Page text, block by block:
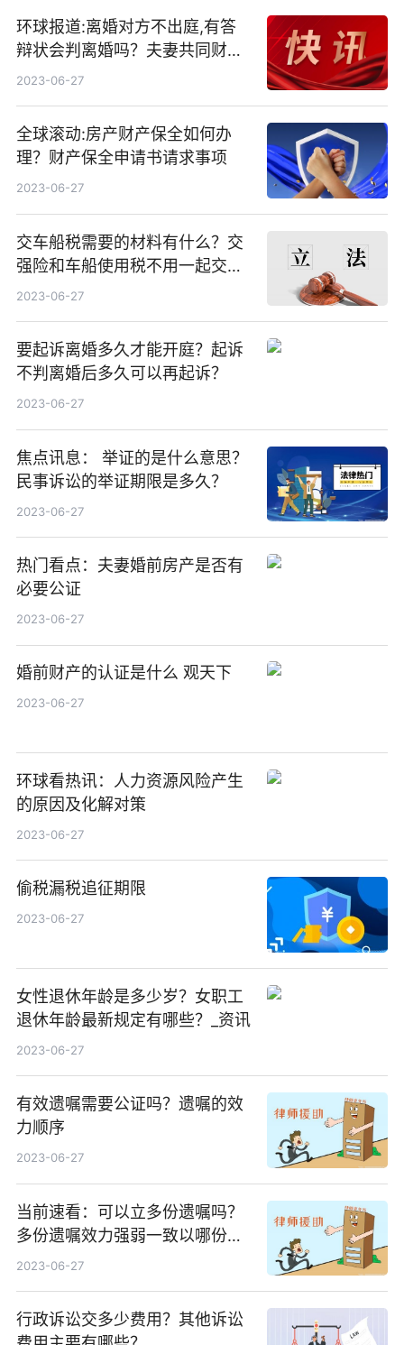
环球报道:离婚对方不出庭,有答
辩状会判离婚吗？夫妻共同财产
怎么分？
2023-06-27
全球滚动:房产财产保全如何办
理？财产保全申请书请求事项
2023-06-27
交车船税需要的材料有什么？交
强险和车船使用税不用一起交
吗？
2023-06-27
要起诉离婚多久才能开庭？起诉
不判离婚后多久可以再起诉？
2023-06-27
焦点讯息： 举证的是什么意思？
民事诉讼的举证期限是多久？
2023-06-27
热门看点：夫妻婚前房产是否有
必要公证
2023-06-27
婚前财产的认证是什么 观天下
2023-06-27
环球看热讯：人力资源风险产生
的原因及化解对策
2023-06-27
偷税漏税追征期限
2023-06-27
女性退休年龄是多少岁？女职工
退休年龄最新规定有哪些？_资讯
2023-06-27
有效遗嘱需要公证吗？遗嘱的效
力顺序
2023-06-27
当前速看：可以立多份遗嘱吗？
多份遗嘱效力强弱一致以哪份为
准？
2023-06-27
行政诉讼交多少费用？其他诉讼